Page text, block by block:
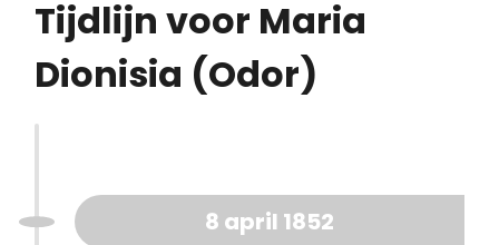
Tijdlijn voor Maria
Dionisia (Odor)
8 april 1852